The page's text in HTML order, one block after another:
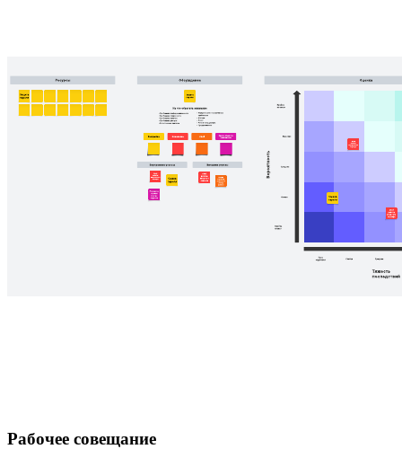
Рабочее совещание